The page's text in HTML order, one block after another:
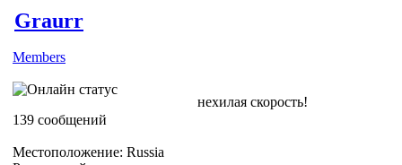
Graurr
Members
139 сообщений
Местоположение: Russia
нехилая скорость!